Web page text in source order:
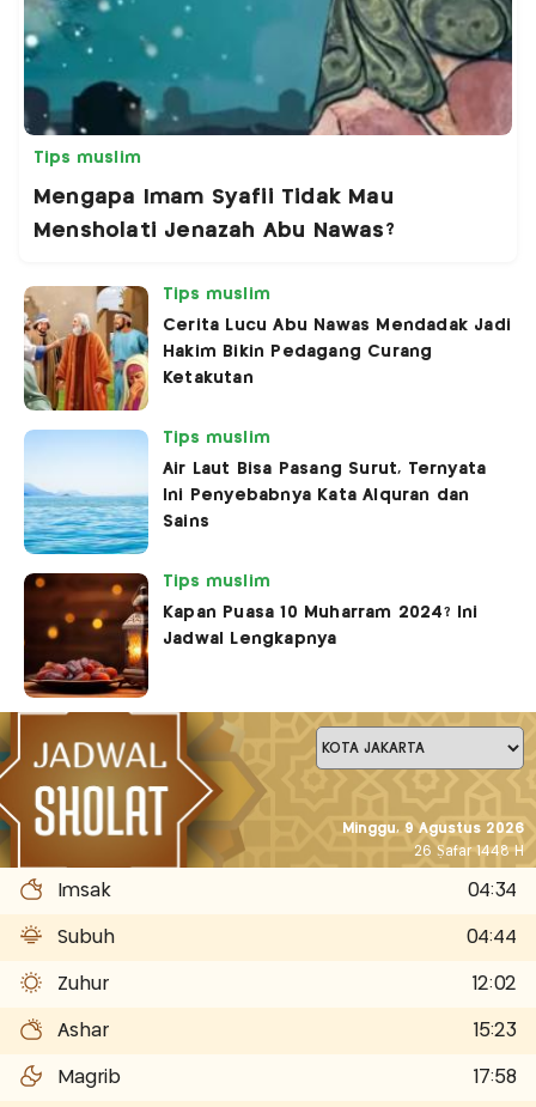
Tips muslim
Mengapa Imam Syafii Tidak Mau
Mensholati Jenazah Abu Nawas?
Tips muslim
Cerita Lucu Abu Nawas Mendadak Jadi
Hakim Bikin Pedagang Curang
Ketakutan
Tips muslim
Air Laut Bisa Pasang Surut, Ternyata
Ini Penyebabnya Kata Alquran dan
Sains
Tips muslim
Kapan Puasa 10 Muharram 2024? Ini
Jadwal Lengkapnya